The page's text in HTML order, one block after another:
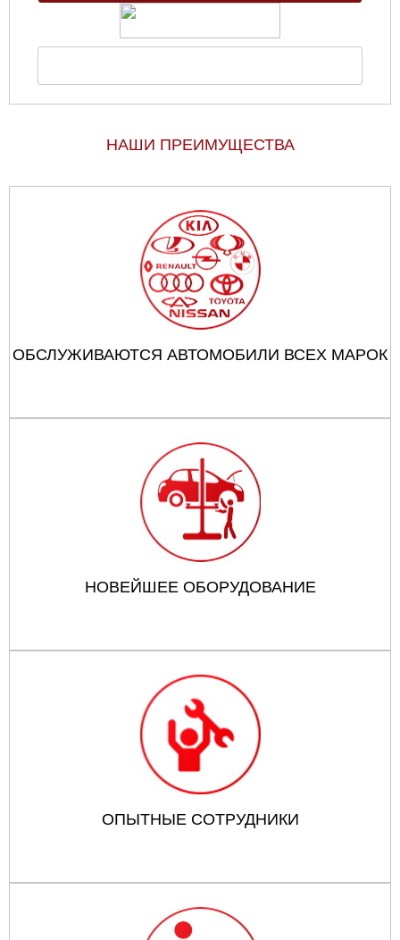
НАШИ ПРЕИМУЩЕСТВА
ОБСЛУЖИВАЮТСЯ АВТОМОБИЛИ ВСЕХ МАРОК
НОВЕЙШЕЕ ОБОРУДОВАНИЕ
ОПЫТНЫЕ СОТРУДНИКИ